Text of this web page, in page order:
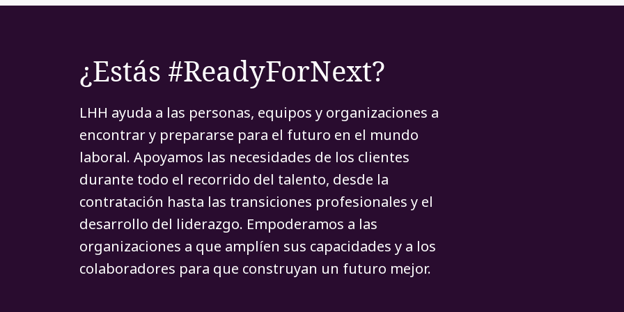
¿Estás #ReadyForNext?
LHH ayuda a las personas, equipos y organizaciones a
encontrar y prepararse para el futuro en el mundo
laboral. Apoyamos las necesidades de los clientes
durante todo el recorrido del talento, desde la
contratación hasta las transiciones profesionales y el
desarrollo del liderazgo. Empoderamos a las
organizaciones a que amplíen sus capacidades y a los
colaboradores para que construyan un futuro mejor.